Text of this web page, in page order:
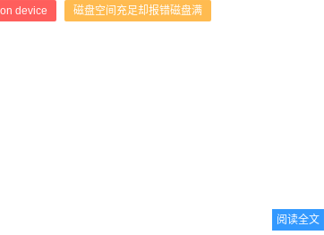
device 磁盘空间充足却报错磁盘满
阅读全文